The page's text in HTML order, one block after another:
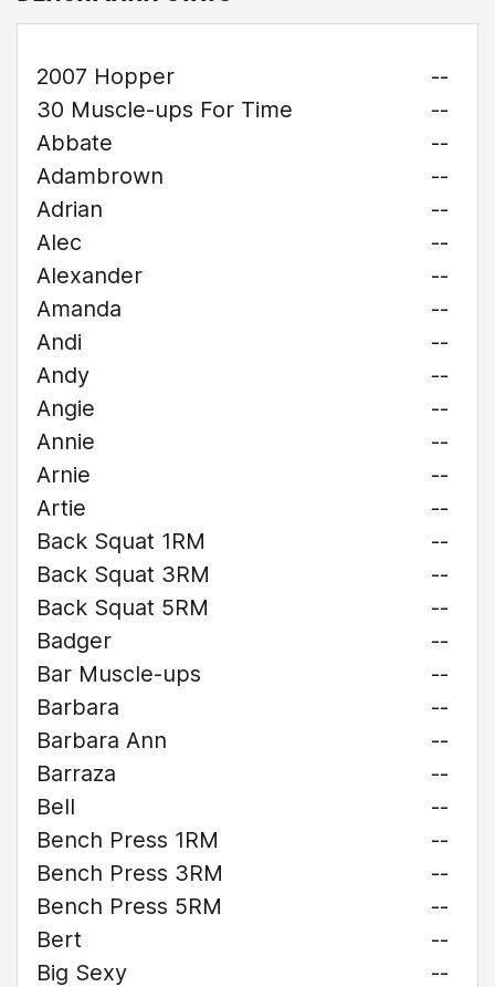
2007 Hopper
--
30 Muscle-ups For Time
--
Abbate
--
Adambrown
--
Adrian
--
Alec
--
Alexander
--
Amanda
--
Andi
--
Andy
--
Angie
--
Annie
--
Arnie
--
Artie
--
Back Squat 1RM
--
Back Squat 3RM
--
Back Squat 5RM
--
Badger
--
Bar Muscle-ups
--
Barbara
--
Barbara Ann
--
Barraza
--
Bell
--
Bench Press 1RM
--
Bench Press 3RM
--
Bench Press 5RM
--
Bert
--
Big Sexy
--